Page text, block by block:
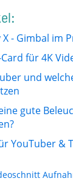
- Gimbal im
für 4K
und
gute
YouTuber &